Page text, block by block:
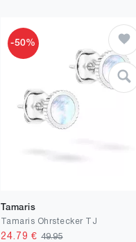
-50%
Tamaris
Tamaris Ohrstecker TJ
24.79 €49.95